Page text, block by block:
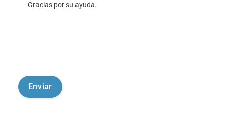
Gracias por su ayuda.